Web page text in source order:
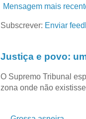
Mensagem mais
Subscrever: Enviar
Justiça e povo:
O Supremo Tribunal
zona onde não